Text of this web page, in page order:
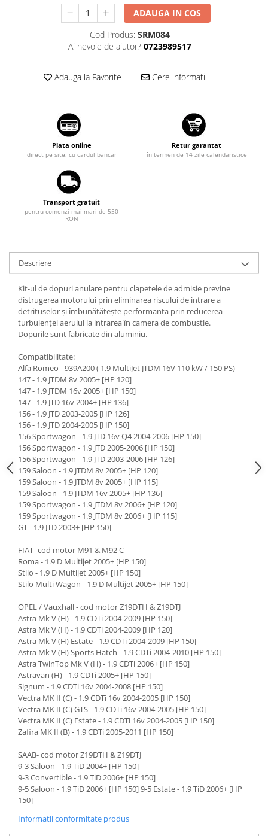
Volvo
Dopuri anulare clapete admisie
Kit reparatie faruri
Adaptoare auxiliare
Eleron Portbagaj
ADAUGA IN COS
Cod Produs: SRM084
Ai nevoie de ajutor? 0723989517
Adauga la Favorite Cere informatii
Plata online
direct pe site, cu cardul bancar
Retur garantat
în termen de 14 zile calendaristice
Transport gratuit
pentru comenzi mai mari de 550
RON
Descriere
Kit-ul de dopuri anulare pentru clapetele de admisie previne
distrugerea motorului prin eliminarea riscului de intrare a
detrituselor și îmbunătățește performanța prin reducerea
turbulenței aerului la intrarea în camera de combustie.
Dopurile sunt fabricate din aluminiu.
Compatibilitate:
Alfa Romeo - 939A200 ( 1.9 MultiJet JTDM 16V 110 kW / 150 PS)
147 - 1.9 JTDM 8v 2005+ [HP 120]
147 - 1.9 JTDM 16v 2005+ [HP 150]
147 - 1.9 JTD 16v 2004+ [HP 136]
156 - 1.9 JTD 2003-2005 [HP 126]
156 - 1.9 JTD 2004-2005 [HP 150]
156 Sportwagon - 1.9 JTD 16v Q4 2004-2006 [HP 150]
156 Sportwagon - 1.9 JTD 2005-2006 [HP 150]
156 Sportwagon - 1.9 JTD 2003-2006 [HP 126]
159 Saloon - 1.9 JTDM 8v 2005+ [HP 120]
159 Saloon - 1.9 JTDM 8v 2005+ [HP 115]
159 Saloon - 1.9 JTDM 16v 2005+ [HP 136]
159 Sportwagon - 1.9 JTDM 8v 2006+ [HP 120]
159 Sportwagon - 1.9 JTDM 8v 2006+ [HP 115]
GT - 1.9 JTD 2003+ [HP 150]
FIAT- cod motor M91 & M92 C
Roma - 1.9 D Multijet 2005+ [HP 150]
Stilo - 1.9 D Multijet 2005+ [HP 150]
Stilo Multi Wagon - 1.9 D Multijet 2005+ [HP 150]
OPEL / Vauxhall - cod motor Z19DTH & Z19DTJ
Astra Mk V (H) - 1.9 CDTi 2004-2009 [HP 150]
Astra Mk V (H) - 1.9 CDTi 2004-2009 [HP 120]
Astra Mk V (H) Estate - 1.9 CDTi 2004-2009 [HP 150]
Astra Mk V (H) Sports Hatch - 1.9 CDTi 2004-2010 [HP 150]
Astra TwinTop Mk V (H) - 1.9 CDTi 2006+ [HP 150]
Astravan (H) - 1.9 CDTi 2005+ [HP 150]
Signum - 1.9 CDTi 16v 2004-2008 [HP 150]
Vectra MK II (C) - 1.9 CDTi 16v 2004-2005 [HP 150]
Vectra MK II (C) GTS - 1.9 CDTi 16v 2004-2005 [HP 150]
Vectra MK II (C) Estate - 1.9 CDTi 16v 2004-2005 [HP 150]
Zafira MK II (B) - 1.9 CDTi 2005-2011 [HP 150]
SAAB- cod motor Z19DTH & Z19DTJ
9-3 Saloon - 1.9 TiD 2004+ [HP 150]
9-3 Convertible - 1.9 TiD 2006+ [HP 150]
9-5 Saloon - 1.9 TiD 2006+ [HP 150] 9-5 Estate - 1.9 TiD 2006+ [HP
150]
Informatii conformitate produs